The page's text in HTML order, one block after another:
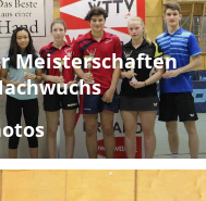
Meisterschaften